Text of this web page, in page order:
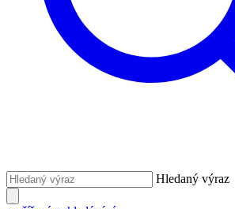
Hledaný výraz